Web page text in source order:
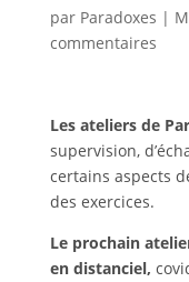
par Paradoxes |
commentaires
Les ateliers de
supervision,
certains aspects
des exercices.
Le prochain
en distanciel,